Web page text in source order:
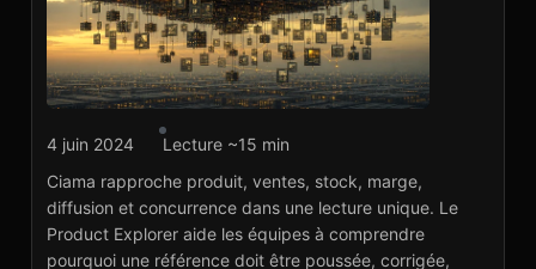
Agence marketplace
Explorer catalogue
marketplace
Voir le projet→
4 juin 2024
Lecture ~15 min
Ciama rapproche produit, ventes, stock, marge,
diffusion et concurrence dans une lecture unique. Le
Product Explorer aide les équipes à comprendre
pourquoi une référence doit être poussée, corrigée,